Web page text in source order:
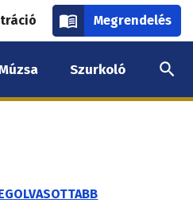
Megrendelés
Szurkoló